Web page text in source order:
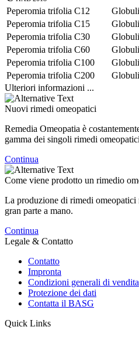
Peperomia trifolia C12
Globuli
Peperomia trifolia C15
Globuli
Peperomia trifolia C30
Globuli
Peperomia trifolia C60
Globuli
Peperomia trifolia C100
Globuli
Peperomia trifolia C200
Globuli
Ulteriori informazioni ...
Nuovi rimedi omeopatici
Remedia Omeopatia è
gamma dei singoli rimedi
Continua
Come viene prodotto un rimedio
La produzione di rimedi omeopatici
gran parte a mano.
Continua
Legale & Contatto
Contatto
Impronta
Condizioni generali di vendita
Protezione dei dati
Contatta il BASG
Quick Links